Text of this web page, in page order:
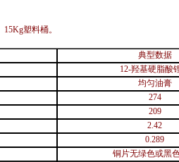
15Kg塑料桶。
典型数据
12-羟基硬脂酸
均匀油膏
274
209
2.42
0.289
铜片无绿色或黑